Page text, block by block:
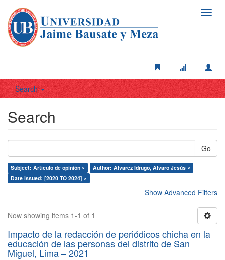
Search
Search
Go
Subject: Artículo de opinión ×
Author: Alvarez Idrugo, Alvaro Jesús ×
Date issued: [2020 TO 2024] ×
Show Advanced Filters
Now showing items 1-1 of 1
Impacto de la redacción de periódicos chicha en la
educación de las personas del distrito de San
Miguel, Lima – 2021